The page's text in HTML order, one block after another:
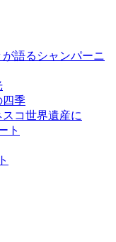
語るシャンパーニ
四季
コ世界遺産に
ト